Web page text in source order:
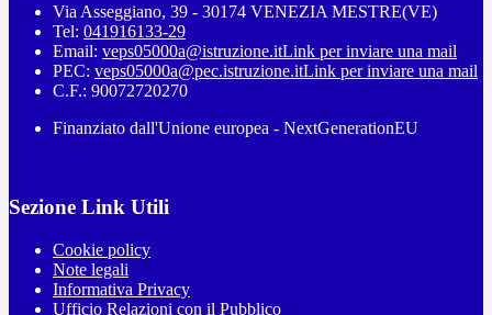
Via Asseggiano, 39 - 30174 VENEZIA MESTRE(VE)
Tel: 041916133-29
Email: veps05000a@istruzione.itLink per inviare una mail
PEC: veps05000a@pec.istruzione.itLink per inviare una mail
C.F.: 90072720270
Finanziato dall'Unione europea - NextGenerationEU
Sezione Link Utili
Cookie policy
Note legali
Informativa Privacy
Ufficio Relazioni con il Pubblico